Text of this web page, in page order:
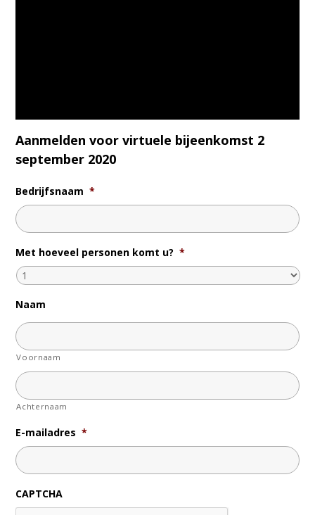
Aanmelden voor virtuele bijeenkomst 2
september 2020
Bedrijfsnaam *
Met hoeveel personen komt u? *
Naam
Voornaam
Achternaam
E-mailadres *
CAPTCHA